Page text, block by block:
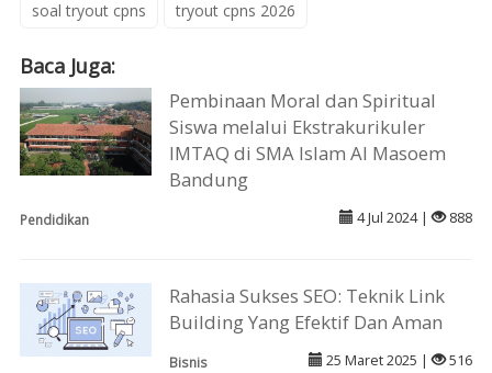
soal tryout cpns tryout cpns 2026
Baca Juga:
Pembinaan Moral dan Spiritual
Siswa melalui Ekstrakurikuler
IMTAQ di SMA Islam Al Masoem
Bandung
Pendidikan 4 Jul 2024 | 888
Rahasia Sukses SEO: Teknik Link
Building Yang Efektif Dan Aman
Bisnis 25 Maret 2025 | 516